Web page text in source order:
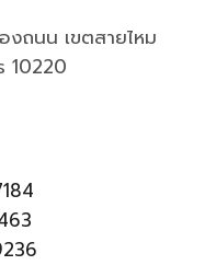
ถนน เขตสายไหม
10220